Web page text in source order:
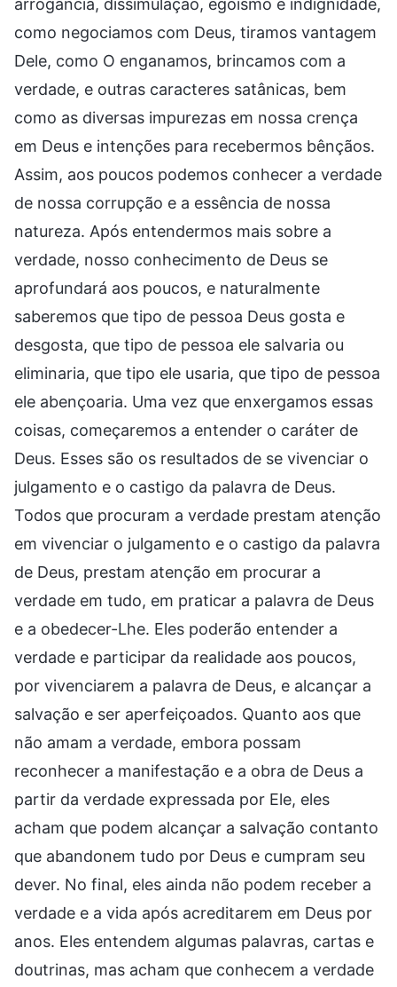
como negociamos com Deus, tiramos vantagem
Dele, como O enganamos, brincamos com a
verdade, e outras caracteres satânicas, bem
como as diversas impurezas em nossa crença
em Deus e intenções para recebermos bênçãos.
Assim, aos poucos podemos conhecer a verdade
de nossa corrupção e a essência de nossa
natureza. Após entendermos mais sobre a
verdade, nosso conhecimento de Deus se
aprofundará aos poucos, e naturalmente
saberemos que tipo de pessoa Deus gosta e
desgosta, que tipo de pessoa ele salvaria ou
eliminaria, que tipo ele usaria, que tipo de pessoa
ele abençoaria. Uma vez que enxergamos essas
coisas, começaremos a entender o caráter de
Deus. Esses são os resultados de se vivenciar o
julgamento e o castigo da palavra de Deus.
Todos que procuram a verdade prestam atenção
em vivenciar o julgamento e o castigo da palavra
de Deus, prestam atenção em procurar a
verdade em tudo, em praticar a palavra de Deus
e a obedecer-Lhe. Eles poderão entender a
verdade e participar da realidade aos poucos,
por vivenciarem a palavra de Deus, e alcançar a
salvação e ser aperfeiçoados. Quanto aos que
não amam a verdade, embora possam
reconhecer a manifestação e a obra de Deus a
partir da verdade expressada por Ele, eles
acham que podem alcançar a salvação contanto
que abandonem tudo por Deus e cumpram seu
dever. No final, eles ainda não podem receber a
verdade e a vida após acreditarem em Deus por
anos. Eles entendem algumas palavras, cartas e
doutrinas, mas acham que conhecem a verdade